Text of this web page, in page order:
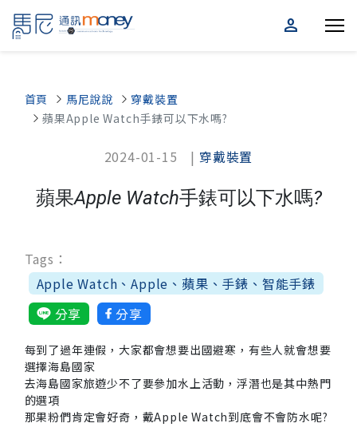
person
首頁 馬尼說說
穿戴裝置
蘋果Apple Watch手錶可以下水嗎?
2024-01-15 |穿戴裝置
蘋果Apple Watch手錶可以下水嗎?
Tags：
Apple Watch、Apple、蘋果、手錶、智能手錶
分享
分享
每到了過年連假，大家都會想要出國避寒，有些人就會想要
選擇海島國家
去海島國家旅遊少不了要參加水上活動，浮潛也是其中熱門
的選項
那果粉們肯定會好奇，戴Apple Watch到底會不會防水呢?